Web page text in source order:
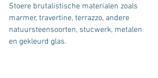
Stoere brutalistische materialen zoals
marmer, travertine, terrazzo, andere
natuursteensoorten, stucwerk, metalen
en gekleurd glas.